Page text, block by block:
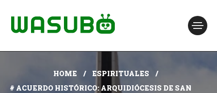
HOME
ESPIRITUALES
# ACUERDO HISTÓRICO: ARQUIDIÓCESIS DE SAN